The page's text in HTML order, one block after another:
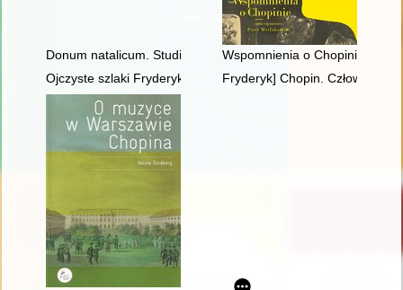
Donum natalicum. Studia Thaddaeo Przybylski octogenario
Wspomnienia o Chopinie. Cz. 1
Ojczyste szlaki Fryderyka ChopinaFryderyk] Chopin. Człowiek,